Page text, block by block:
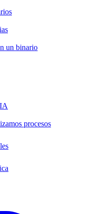
un binario
procesos